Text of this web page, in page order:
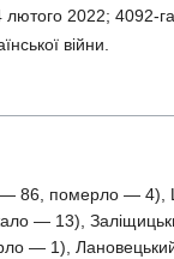
2022; 4092-га
війни.
86, померло —
— 13),
— 1),